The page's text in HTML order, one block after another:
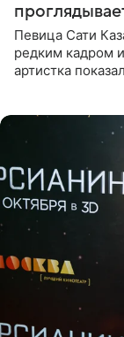
Певица Сати
редким кадром
артистка